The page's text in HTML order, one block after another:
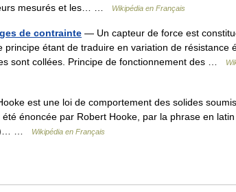
mesurés et les… …
Wikipédia en Français
de contrainte — Un capteur de force est
étant de traduire en variation de résistance
sont collées. Principe de fonctionnement des …
est une loi de comportement des solides
énoncée par Robert Hooke, par la phrase en
…
Wikipédia en Français